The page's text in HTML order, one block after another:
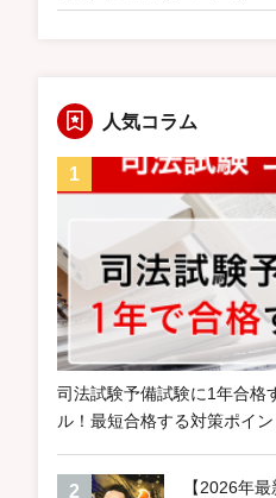
人気コラム
司法試験予備試験に1年合格
ル！最短合格する対策ポイン
【2026年